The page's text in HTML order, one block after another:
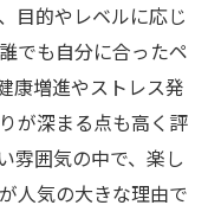
目的やレベルに応じ
でも自分に合ったペ
康増進やストレス発
が深まる点も高く評
雰囲気の中で、楽し
人気の大きな理由で